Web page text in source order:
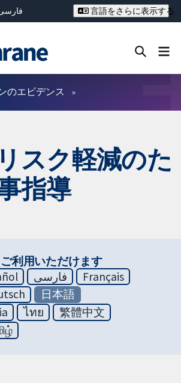
ไทย
言語をさらに表示する
のエビデンス
スク軽減のた
指導
利用いただけます
فارسی
Français
日本語
ไทย
繁體中文